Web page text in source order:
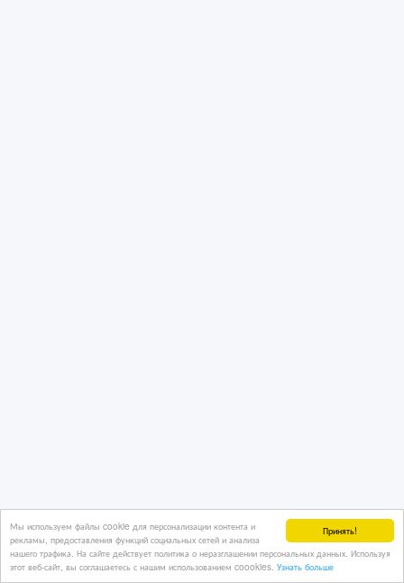
Принять!
Мы используем файлы cookie для персонализации контента и
рекламы, предоставления функций социальных сетей и анализа
нашего трафика. На сайте действует политика о неразглашении персональных данных. Используя
этот веб-сайт, вы соглашаетесь с нашим использованием coookies. Узнать больше